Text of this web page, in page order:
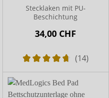
Stecklaken mit PU-
Beschichtung
34,00 CHF
(14)